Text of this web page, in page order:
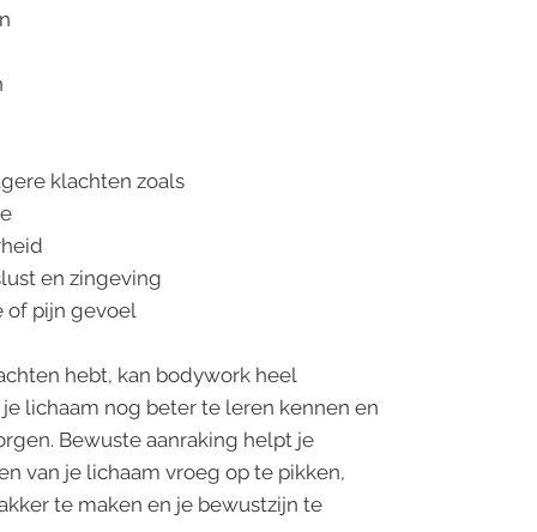
klachten zoals
en zingeving
of pijn gevoel
hebt, kan bodywork heel
lichaam nog beter te leren kennen en
Bewuste aanraking helpt je
van je lichaam vroeg op te pikken,
te maken en je bewustzijn te